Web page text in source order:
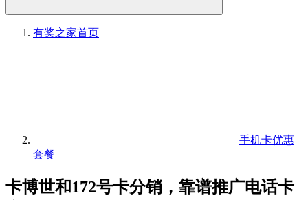
有奖之家首页
手机卡优惠
套餐
卡博世和172号卡分销，靠谱推广电话卡